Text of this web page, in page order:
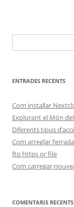
ENTRADES RECENTS
Com instal·lar
Explorant el Món
Diferents tipus
Com arreglar
ftp https or file
Com carregar
COMENTARIS RECENTS